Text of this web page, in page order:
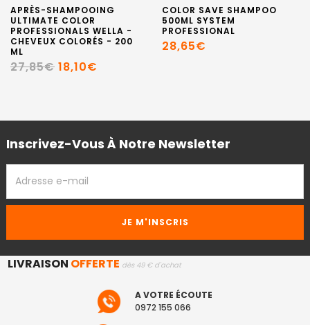
APRÈS-SHAMPOOING
ULTIMATE COLOR
PROFESSIONALS WELLA -
CHEVEUX COLORÉS - 200
ML
27,85€ 18,10€
COLOR SAVE SHAMPOO
500ML SYSTEM
PROFESSIONAL
28,65€
Inscrivez-Vous À Notre Newsletter
EMAIL
LIVRAISON OFFERTE dès 49 € d'achat
A VOTRE ÉCOUTE
0972 155 066